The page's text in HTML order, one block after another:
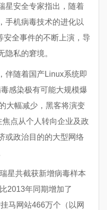
星安全专家指出，随着
手机病毒技术的进化以
安全事件的不断上演，导
隐私的窘境。
随着国产Linux系统即
感染极有可能大规模爆
大幅减少，黑客将演变
焦点从个人转向企业及政
或政治目的的大型网络
共截获新增病毒样本
2013年同期增加了
马网站466万个（以网